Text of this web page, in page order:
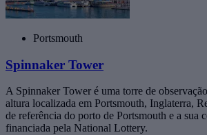
Portsmouth
Spinnaker Tower
A Spinnaker Tower é uma torre de
altura localizada em Portsmouth, Inglaterra,
de referência do porto de Portsmouth e a sua
financiada pela National Lottery.